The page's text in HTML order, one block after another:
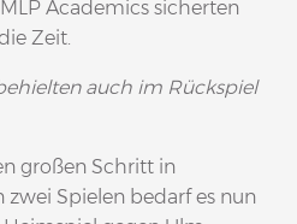
Academics sicherten
Zeit.
auch im Rückspiel
großen Schritt in
Spielen bedarf es nun